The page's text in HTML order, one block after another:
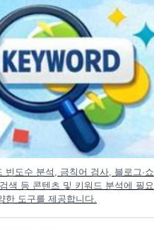
빈도수 분석, 금칙어 검사, 블로그·쇼
색 등 콘텐츠 및 키워드 분석에 필요
한 도구를 제공합니다.